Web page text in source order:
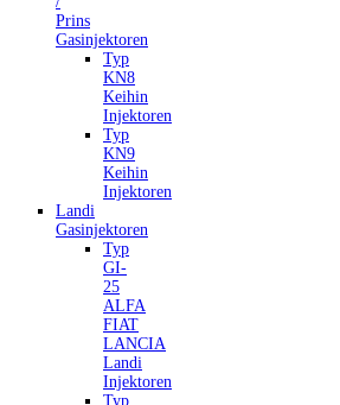
Prins
Gasinjektoren
Typ
KN8
Keihin
Injektoren
Typ
KN9
Keihin
Injektoren
Landi
Gasinjektoren
Typ
GI-
25
ALFA
FIAT
LANCIA
Landi
Injektoren
Typ